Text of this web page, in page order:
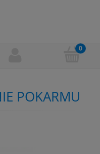
POKARMU